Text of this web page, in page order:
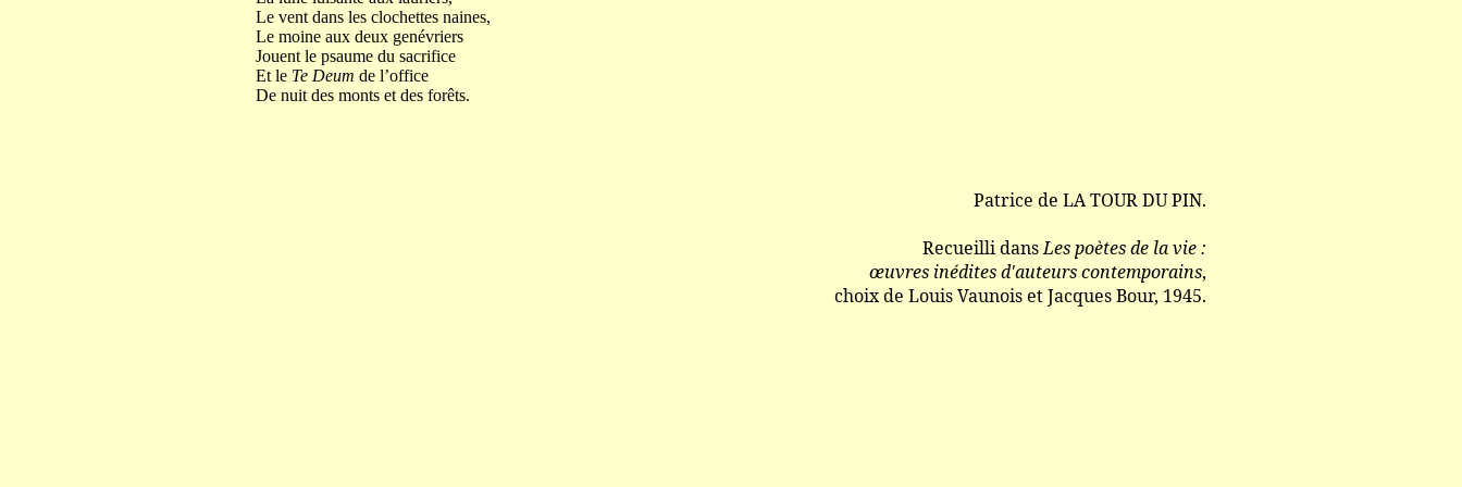
Le vent dans les clochettes naines,
Le moine aux deux genévriers
Jouent le psaume du sacrifice
Et le Te Deum de l’office
De nuit des monts et des forêts.
Patrice de LA TOUR DU PIN.
Recueilli dansLes poètes de la vie :
œuvres inédites d'auteurs contemporains,
choix de Louis Vaunois et Jacques Bour, 1945.